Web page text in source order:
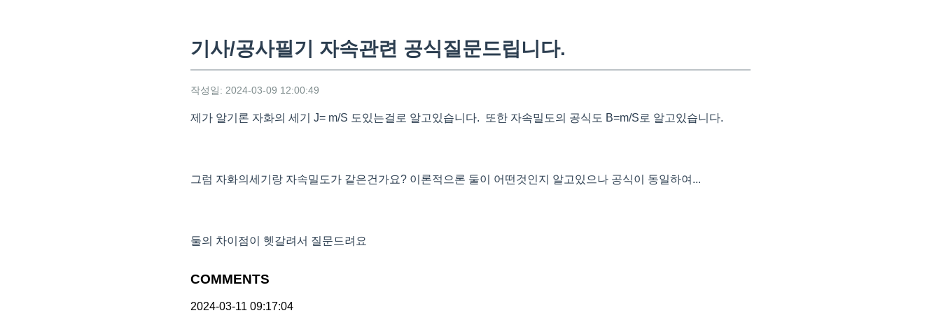
기사/공사필기 자속관련 공식질문드립니다.
작성일: 2024-03-09 12:00:49
제가 알기론 자화의 세기 J= m/S 도있는걸로 알고있습니다. 또한 자속밀도의 공식도 B=m/S로 알고있습니다.
그럼 자화의세기랑 자속밀도가 같은건가요? 이론적으론 둘이 어떤것인지 알고있으나 공식이 동일하여...
둘의 차이점이 헷갈려서 질문드려요
COMMENTS
2024-03-11 09:17:04